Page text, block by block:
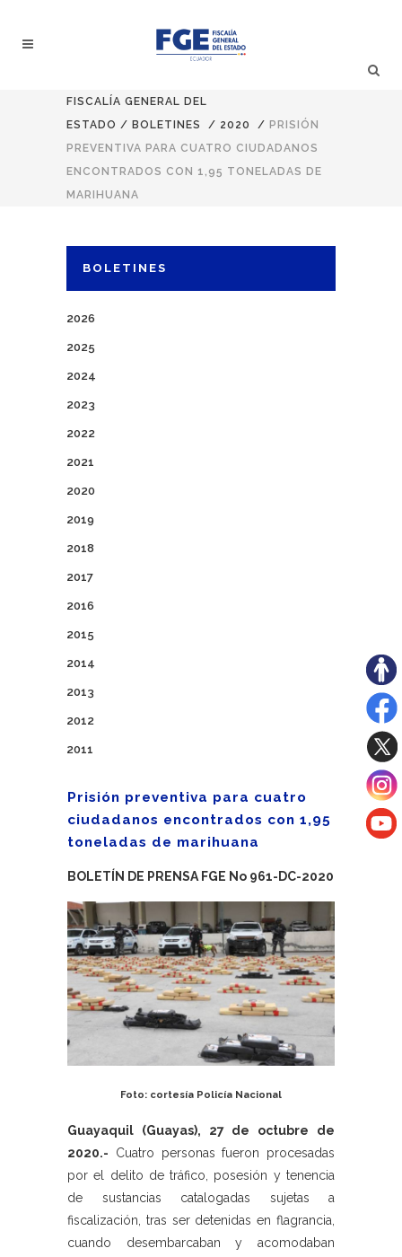
FISCALÍA GENERAL DEL
ESTADO / BOLETINES / 2020 / PRISIÓN
PREVENTIVA PARA CUATRO CIUDADANOS
ENCONTRADOS CON 1,95 TONELADAS DE
MARIHUANA
BOLETINES
2026
2025
2024
2023
2022
2021
2020
2019
2018
2017
2016
2015
2014
2013
2012
2011
Prisión preventiva para cuatro
ciudadanos encontrados con 1,95
toneladas de marihuana
BOLETÍN DE PRENSA FGE No 961-DC-2020
Foto: cortesía Policía Nacional
Guayaquil (Guayas), 27 de octubre de
2020.- Cuatro personas fueron procesadas
por el delito de tráfico, posesión y tenencia
de sustancias catalogadas sujetas a
fiscalización, tras ser detenidas en flagrancia,
cuando desembarcaban y acomodaban